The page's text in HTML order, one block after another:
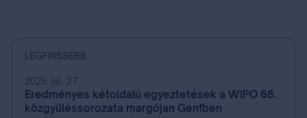
LEGFRISSEBB
2026. júl. 27.
Eredményes kétoldalú egyeztetések a WIPO 68.
közgyűléssorozata margójan Genfben